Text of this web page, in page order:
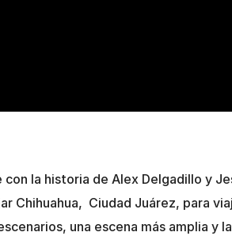
con la historia de Alex Delgadillo y
Chihuahua, Ciudad Juárez, para
una escena más amplia y